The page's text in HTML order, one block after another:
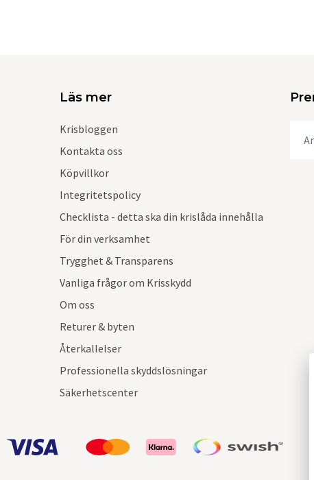
Läs mer
Krisbloggen
Kontakta oss
Köpvillkor
Integritetspolicy
Checklista - detta ska din krislåda innehålla
För din verksamhet
Trygghet & Transparens
Vanliga frågor om Krisskydd
Om oss
Returer & byten
Återkallelser
Professionella skyddslösningar
Säkerhetscenter